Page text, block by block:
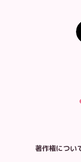
著作権につい